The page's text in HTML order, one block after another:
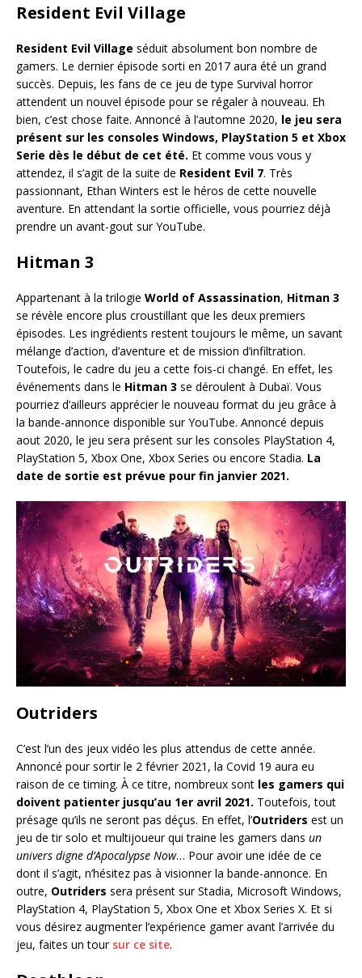
Resident Evil Village
Resident Evil Village séduit absolument bon nombre de
gamers. Le dernier épisode sorti en 2017 aura été un grand
succès. Depuis, les fans de ce jeu de type Survival horror
attendent un nouvel épisode pour se régaler à nouveau. Eh
bien, c’est chose faite. Annoncé à l’automne 2020, le jeu sera
présent sur les consoles Windows, PlayStation 5 et Xbox
Serie dès le début de cet été. Et comme vous vous y
attendez, il s’agit de la suite de Resident Evil 7. Très
passionnant, Ethan Winters est le héros de cette nouvelle
aventure. En attendant la sortie officielle, vous pourriez déjà
prendre un avant-gout sur YouTube.
Hitman 3
Appartenant à la trilogie World of Assassination, Hitman 3
se révèle encore plus croustillant que les deux premiers
épisodes. Les ingrédients restent toujours le même, un savant
mélange d’action, d’aventure et de mission d’infiltration.
Toutefois, le cadre du jeu a cette fois-ci changé. En effet, les
événements dans le Hitman 3 se déroulent à Dubaï. Vous
pourriez d’ailleurs apprécier le nouveau format du jeu grâce à
la bande-annonce disponible sur YouTube. Annoncé depuis
aout 2020, le jeu sera présent sur les consoles PlayStation 4,
PlayStation 5, Xbox One, Xbox Series ou encore Stadia. La
date de sortie est prévue pour fin janvier 2021.
Outriders
C’est l’un des jeux vidéo les plus attendus de cette année.
Annoncé pour sortir le 2 février 2021, la Covid 19 aura eu
raison de ce timing. À ce titre, nombreux sont les gamers qui
doivent patienter jusqu’au 1er avril 2021. Toutefois, tout
présage qu’ils ne seront pas déçus. En effet, l’Outriders est un
jeu de tir solo et multijoueur qui traine les gamers dans un
univers digne d’Apocalypse Now… Pour avoir une idée de ce
dont il s’agit, n’hésitez pas à visionner la bande-annonce. En
outre, Outriders sera présent sur Stadia, Microsoft Windows,
PlayStation 4, PlayStation 5, Xbox One et Xbox Series X. Et si
vous désirez augmenter l’expérience gamer avant l’arrivée du
jeu, faites un tour sur ce site.